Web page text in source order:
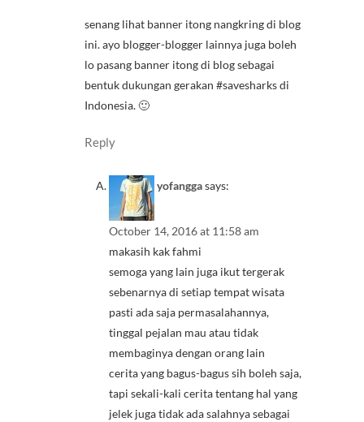
senang lihat banner itong nangkring di blog
ini. ayo blogger-blogger lainnya juga boleh
lo pasang banner itong di blog sebagai
bentuk dukungan gerakan #savesharks di
Indonesia. 🙂
Reply
yofanggasays:
October 14, 2016 at 11:58 am
makasih kak fahmi
semoga yang lain juga ikut tergerak
sebenarnya di setiap tempat wisata
pasti ada saja permasalahannya,
tinggal pejalan mau atau tidak
membaginya dengan orang lain
cerita yang bagus-bagus sih boleh saja,
tapi sekali-kali cerita tentang hal yang
jelek juga tidak ada salahnya sebagai